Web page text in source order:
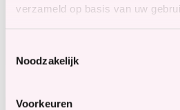
verzameld op basis van uw
Noodzakelijk
Voorkeuren